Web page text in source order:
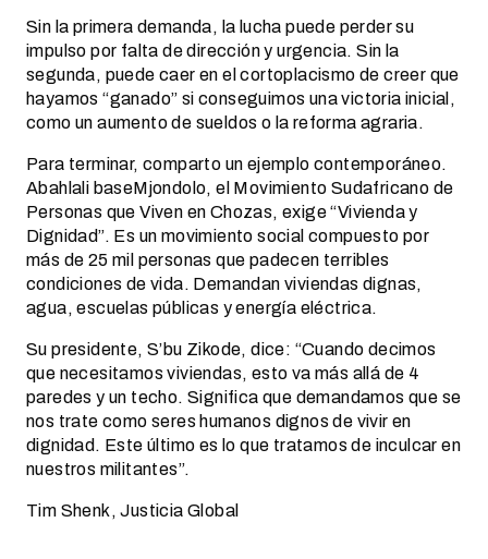
Sin la primera demanda, la lucha puede perder su
impulso por falta de dirección y urgencia. Sin la
segunda, puede caer en el cortoplacismo de creer que
hayamos “ganado” si conseguimos una victoria inicial,
como un aumento de sueldos o la reforma agraria.
Para terminar, comparto un ejemplo contemporáneo.
Abahlali baseMjondolo, el Movimiento Sudafricano de
Personas que Viven en Chozas, exige “Vivienda y
Dignidad”. Es un movimiento social compuesto por
más de 25 mil personas que padecen terribles
condiciones de vida. Demandan viviendas dignas,
agua, escuelas públicas y energía eléctrica.
Su presidente, S’bu Zikode, dice: “Cuando decimos
que necesitamos viviendas, esto va más allá de 4
paredes y un techo. Significa que demandamos que se
nos trate como seres humanos dignos de vivir en
dignidad. Este último es lo que tratamos de inculcar en
nuestros militantes”.
Tim Shenk, Justicia Global